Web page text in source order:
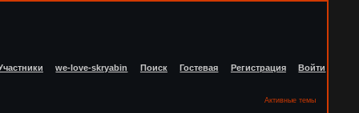
we-love-skryabin Поиск Гостевая Регистрация Войти
Активные темы